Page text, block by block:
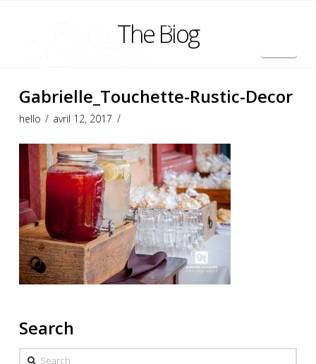
The Blog
Gabrielle_Touchette-Rustic-Decor
hello avril 12, 2017
Search
Search